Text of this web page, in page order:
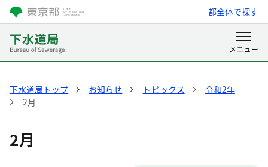
都全体で探す
下水道局トップ お知らせ トピックス
令和2年
2月
2月